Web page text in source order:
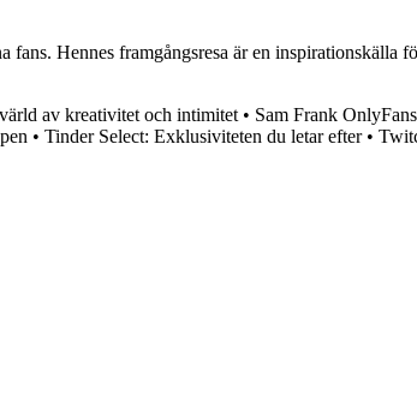
Hennes framgångsresa är en inspirationskälla
av kreativitet och intimitet • Sam Frank
• Tinder Select: Exklusiviteten du letar efter•